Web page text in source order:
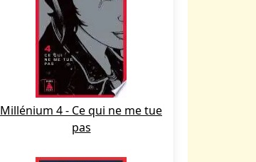
Millénium 4 - Ce qui ne me tue
pas